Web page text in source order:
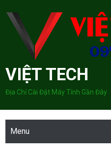
content
VIỆT TECH
Địa Chỉ Cài Đặt Máy Tính Gần Đây
Menu